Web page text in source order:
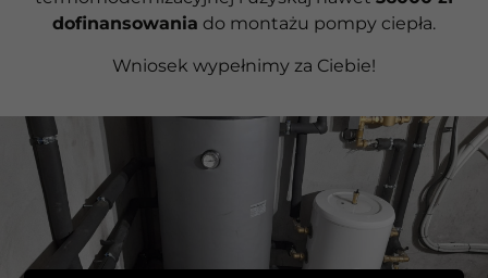
dofinansowania do montażu pompy ciepła.
Wniosek wypełnimy za Ciebie!